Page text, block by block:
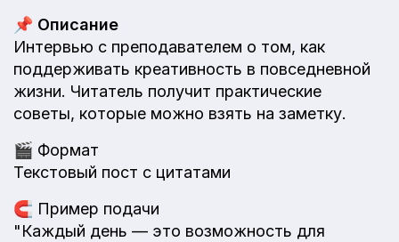
📌 Описание
Интервью с преподавателем о том, как
поддерживать креативность в повседневной
жизни. Читатель получит практические
советы, которые можно взять на заметку.
🎬 Формат
Текстовый пост с цитатами
🧲 Пример подачи
"Каждый день — это возможность для